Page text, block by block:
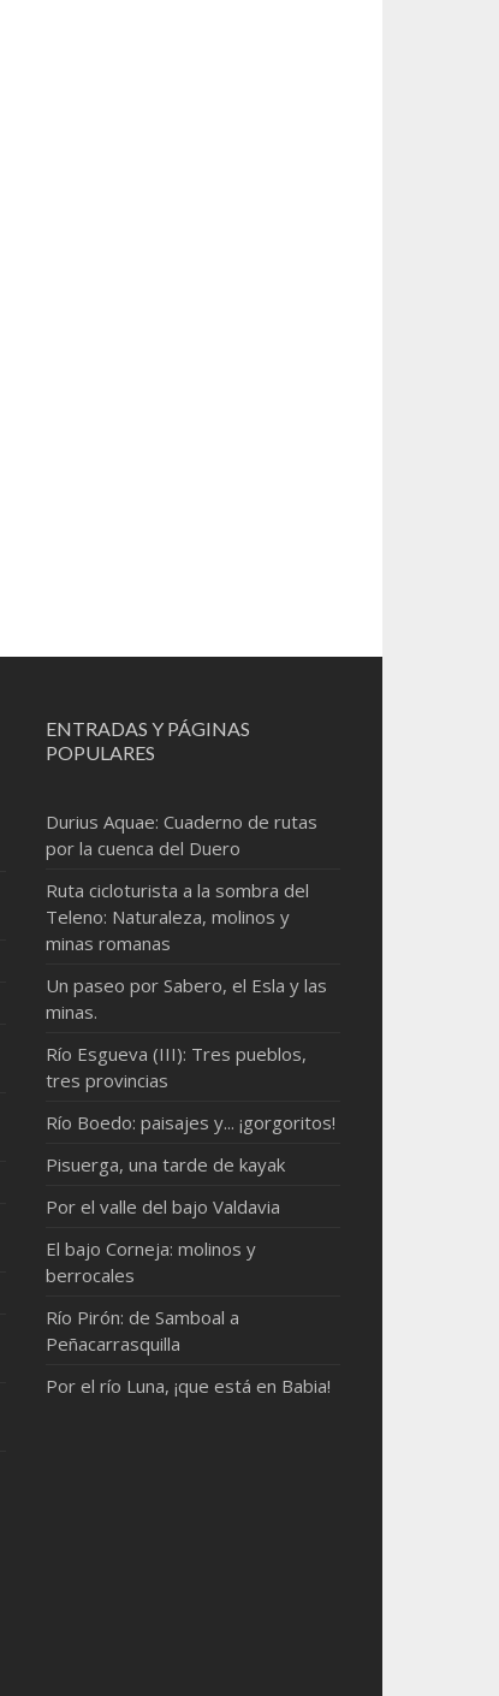
ENTRADAS Y PÁGINAS
POPULARES
Durius Aquae: Cuaderno de rutas
por la cuenca del Duero
Ruta cicloturista a la sombra del
Teleno: Naturaleza, molinos y
minas romanas
Un paseo por Sabero, el Esla y las
minas.
Río Esgueva (III): Tres pueblos,
tres provincias
Río Boedo: paisajes y... ¡gorgoritos!
Pisuerga, una tarde de kayak
Por el valle del bajo Valdavia
El bajo Corneja: molinos y
berrocales
Río Pirón: de Samboal a
Peñacarrasquilla
Por el río Luna, ¡que está en Babia!